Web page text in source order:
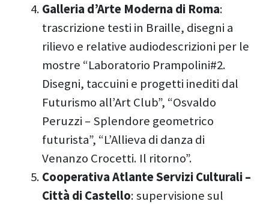
Galleria d’Arte Moderna di Roma:
trascrizione testi in Braille, disegni a
rilievo e relative audiodescrizioni per le
mostre “Laboratorio Prampolini#2.
Disegni, taccuini e progetti inediti dal
Futurismo all’Art Club”, “Osvaldo
Peruzzi – Splendore geometrico
futurista”, “L’Allieva di danza di
Venanzo Crocetti. Il ritorno”.
Cooperativa Atlante Servizi Culturali –
Città di Castello: supervisione sul